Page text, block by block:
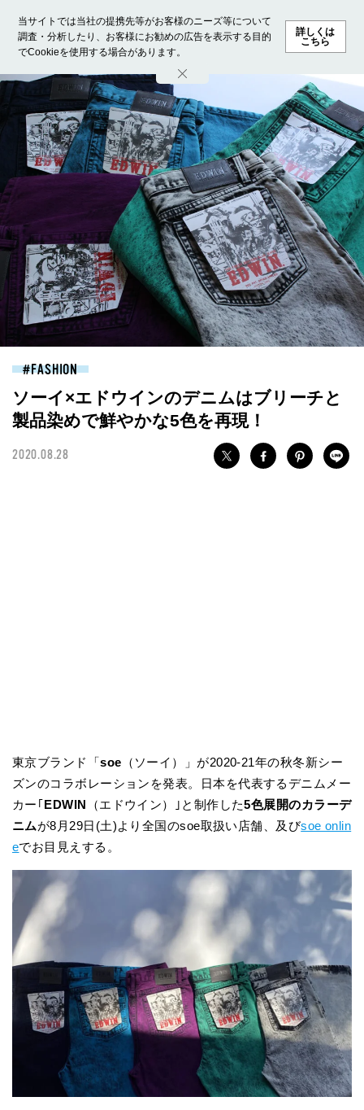
当サイトでは当社の提携先等がお客様のニーズ等について
調査・分析したり、お客様にお勧めの広告を表示する目的
でCookieを使用する場合があります。
詳しくは
こちら
ホーム モデル募集 ランキング ファッション ビューテ
FASHION
ソーイ×エドウインのデニムはブリーチと
製品染めで鮮やかな5色を再現！
2020.08.28
東京ブランド「soe （ソーイ）」が2020-21年の秋冬新シー
ズンのコラボレーションを発表。日本を代表するデニムメー
カー｢EDWIN （エドウイン）｣と制作した5色展開のカラーデ
ニムが8月29日(土)より全国のsoe取扱い店舗、及びsoe onlin
eでお目見えする。